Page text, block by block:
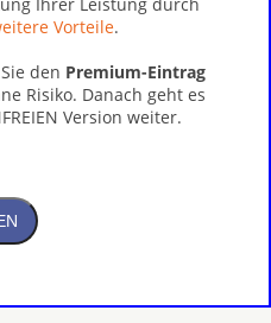
Vorteile.
den Premium-Eintrag
Risiko. Danach geht es
Version weiter.